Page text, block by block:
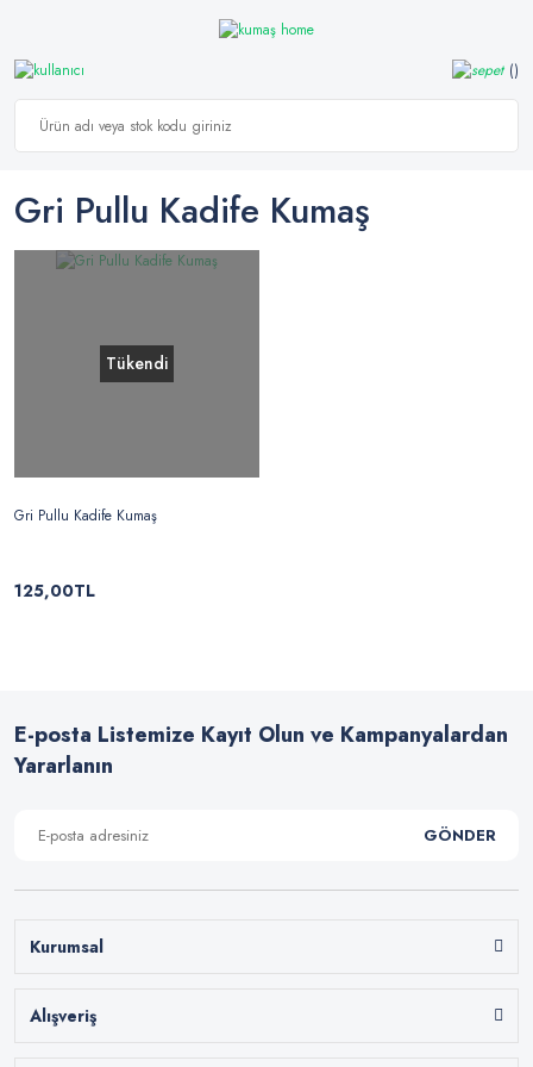
Gri Pullu Kadife Kumaş
Tükendi
Gri Pullu Kadife Kumaş
125,00TL
E-posta Listemize Kayıt Olun ve Kampanyalardan
Yararlanın
GÖNDER
Kurumsal
Alışveriş